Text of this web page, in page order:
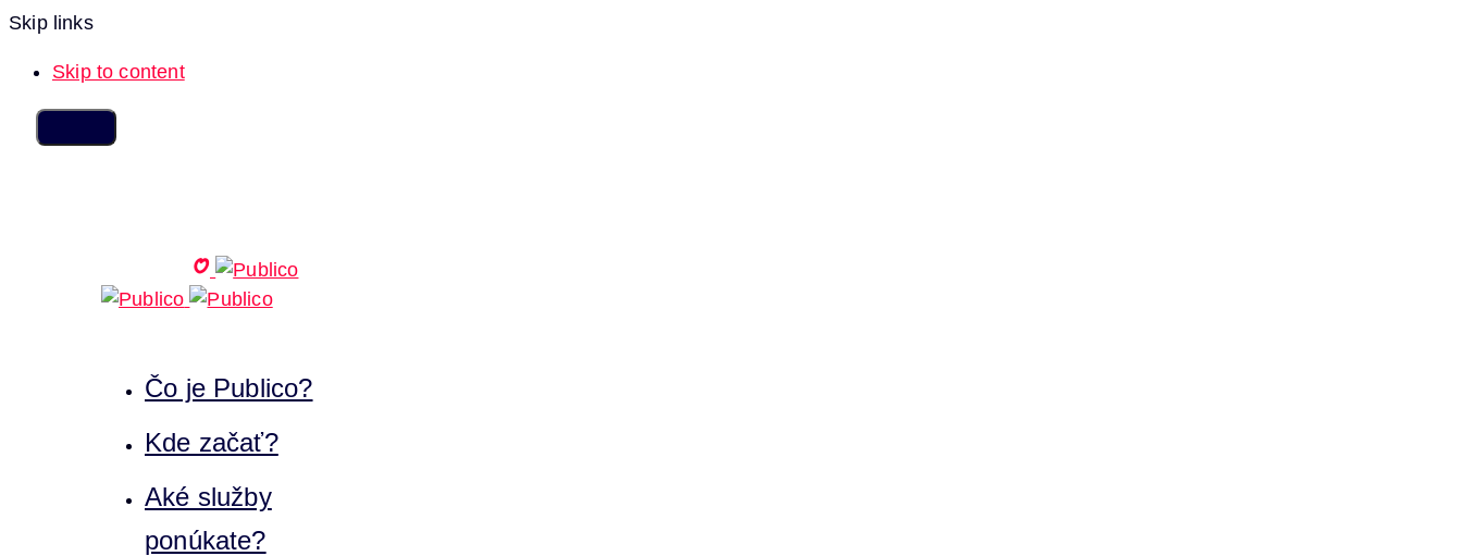
Skip links
Skip to content
Čo je Publico?
Kde začať?
Aké služby
ponúkate?